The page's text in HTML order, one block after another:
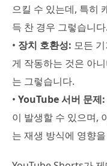
으킬 수 있는데, 특히
득 찬 경우 그렇습니다.
• 장치 호환성: 모든
게 작동하는 것은 아
는 그렇습니다.
• YouTube 서버 문제:
이 발생할 수 있으며,
는 재생 방식에 영향